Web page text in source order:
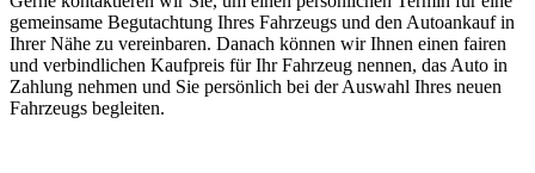
gemeinsame Begutachtung Ihres Fahrzeugs und den Autoankauf in
Ihrer Nähe zu vereinbaren. Danach können wir Ihnen einen fairen
und verbindlichen Kaufpreis für Ihr Fahrzeug nennen, das Auto in
Zahlung nehmen und Sie persönlich bei der Auswahl Ihres neuen
Fahrzeugs begleiten.